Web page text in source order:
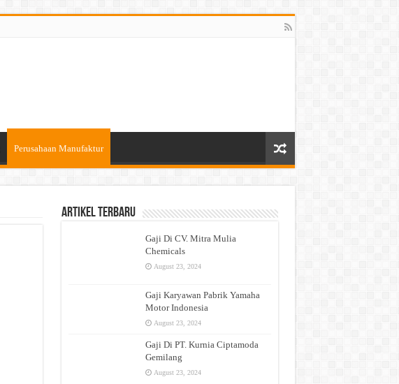
Perusahaan Manufaktur
Artikel Terbaru
Gaji Di CV. Mitra Mulia
Chemicals
August 23, 2024
Gaji Karyawan Pabrik Yamaha
Motor Indonesia
August 23, 2024
Gaji Di PT. Kurnia Ciptamoda
Gemilang
August 23, 2024